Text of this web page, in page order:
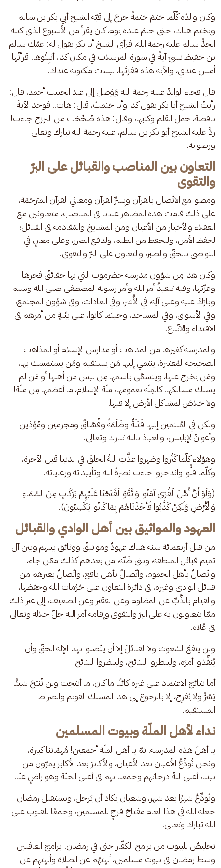
وكان والدُه كُلّما ختمَ ختمةً خرجَ إلى قبّة الشيخ أبي بكر بن سالم
ويختم هناك، حتى ختمَ عنده يوم، كان يقرأ من الأسبوع الذي كتبه
الجدُّ سالم عليه رحمة الله، فرأى الشيخ أبا بكر يقول له: عمّك سالم
بن حفيظ نسيَ آيةً في سورة المرسلات في مكان كذا، أثبِتُوها! قرأتُها
أمس عندي، والآية هذه قفزتَها، ليست مكتوبة عندك.
قال فجاء الوالدُ عليه رحمة الله وَوَصل إلى عند الحبيب أحمد، قال:
رأيتُ الشيخ أبا بكر يقول كذا وأنا ختمتُ، قال: هات.. فوجد الآيةَ
ناقصة، حمل القلم وكتبها، وقال: هذه صُحِّحَت من البرزخ جاءت!
ردَّ عليه الشيخ أبو بكر بن سالم، عليه رحمة الله تبارك وتعالى
ورضوانه.
التعاون بين المناصب والقبائل على البرّ
والتقوى
ومضوا مع الاتّصال بالقرآن وبِسرِّ القرآن ومعاني القرآن المترجَمَة،
على ذلك قامت هذه المظاهر عندنا في المناصب، متعاونين مع
العقلاء والأخيار من الأعيان ومن المشايخ والمَقادمة في القبائل؛
لحفظ الأمن، وللحفظ من الظلم، ولدفع الضرر، وعلى معانٍ في
التواصي بالحقّ والصبر، والتعاون على البرّ والتقوى.
وكان هذا مِن شؤون مدرسة حضرموت التي بها حقائقُ فخرها
وعزّتها، وفيه تنفيذُ أمر الله وأمر رسوله المصطفى صلى الله وسلم
وبارَكَ عليه وعلى آلِه، في الأُسَر، وفي العادات، وفي شؤون المجتمع،
وفي الأسواق، وفي المساجد، وحيثما كانوا، على بيِّنةٍ من أمرهم في
الاقتداء والاتّباع.
والمدرسة كغيرها من المذاهب أو مدارس الإسلام أو المذاهب
الصحيحة المُعتبرة، ينتمي إليها مَن يستقيم ومَن يستمسك بها،
ومَن يخرج عنها، ويتسمَّى باسمها مِن ليس من أهلها أو مَن لم
يسلك مسالكها. كالمِلّة بعمومها، ملّة الإسلام، ما أعظمها مِن ملّة!
ولا خلاصَ لمشاكل الأرض إلا فيها.
ولكن في المُنتمين إليها قَتَلَةٌ وظَلَمَةٌ وفُسَّاقٌ ومجرمين ومُؤذين
وأعوانٌ لإبليس، والعياذ بالله تبارك وتعالى.
وهؤلاء كلّما كَثُروا وظهروا عذَّبَ اللهُ الخلقَ في الدنيا قبل الآخرة،
وكلّما قلُّوا واندحروا جاءت نصرةُ الله وتأييداته ورعاياته.
(وَلَوْ أَنَّ أَهْلَ الْقُرَى آمَنُوا وَاتَّقَوْا لَفَتَحْنَا عَلَيْهِمْ بَرَكَاتٍ مِنَ السَّمَاءِ
وَالْأَرْضِ وَلَكِنْ كَذَّبُوا فَأَخَذْنَاهُمْ بِمَا كَانُوا يَكْسِبُونَ).
العهود والمواثيق بين أهل الوادي والقبائل
من قبل أربعمائة سنة هناك عهودٌ ومواثيقُ ووثائق بينهم وبين آل
تميم قبائل المنطقة، وبني ظَنّة، من بعدهم كذلك ممّن جاء،
واتّصالٌ بأهل الحموم، واتّصالٌ بأهل يافع، واتّصالٌ بغيرهم من
قبائل الوادي وغيره، في دائرة التعاون على حُرُمات الله وحفظها،
والقيام بالذَّبِّ عن المظلوم وعن الفقير وعن الضعيف، إلى غير ذلك
ممّا يتعاونون به على البرّ والتقوى وإقامة أمر الله جلّ جلاله وتعالى
في عُلاه.
ولن ينفعَ الشعوبَ ولا القبائلَ إلا أن يتّصلوا بهذا الإله الحقّ وأن
يُنفِّذوا أمرَه، ولينظروا النتائج، ولينظروا النتائج!
أما نتائج الاعتماد على غيره كائنًا ما كان، ما أنتجت ولن تُنتجَ شيئًا
يَسُرُّ ولا يُفرِح، إلا بالرجوع إلى هذا المسلك القويم والصراط
المستقيم.
نداء لأهل الملّة وبيوت المسلمين
يا أهلَ هذه المدرسة! ثمّ يا أهل الملّة أجمعين! مُهمّاتنا كبيرة،
ونحن نُودِّعُ الأعيان بعد الأعيان، والأكابرَ بعد الأكابر يمرّون من
بيننا، أعلى اللهُ درجاتهم وجمعنا بهم في أعلى الجنّة وهو راضٍ عنّا.
ونُودِّعُ شهرًا بعد شهر، وشعبان يكاد أن يَرحل، ونستقبل رمضان
جعله الله في هذا العام مفتاحَ فرجٍ للمسلمين، وجمعًا للقلوب على
الله تبارك وتعالى.
تخليصٌ للبيوت من برامج الكفّار حتى في رمضان! برامج الغافلين
وسط رمضان في بيوت مسلمين، ألهتهُم عن الصلاة وألهتهم عن